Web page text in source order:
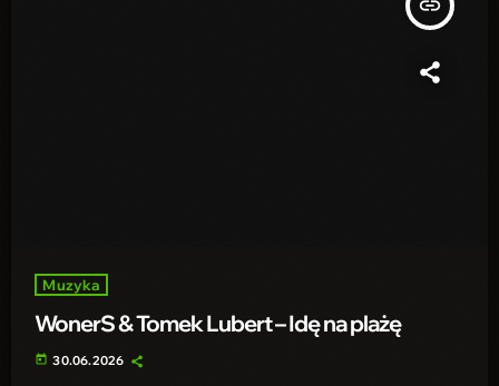
insert_link
Muzyka
WonerS & Tomek Lubert – Idę na plażę
today 30.06.2026